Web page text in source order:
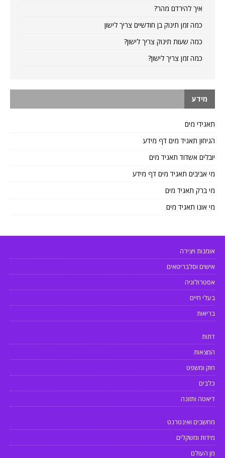
איך להירדם מהר?
כמה זמן תינוק בן חודשיים צריך לישון
כמה שעות תינוק צריך לישון?
כמה זמן צריך לישון?
מידע
תאגידי מים
הגיחון תאגיד מים דף מידע
יובלים אשדוד תאגיד מים
מי אביבים תאגיד מים דף מידע
מי ברק תאגיד מים
מי אונו תאגיד מים
אומנות ויצירה
אישים וסלבריטאים
אסטרולוגיה
בעלי חיים
בריאות
דתות
המצאות
חוק ומשפט
כלבים
דיאטה ותזונה
מחשבים ואינטרנט
מידות ומשקלים
מן העולם